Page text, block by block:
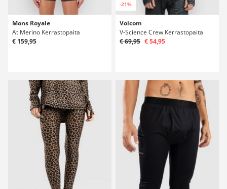
Mons Royale
At Merino Kerrastopaita
€ 159,95
-21%
Volcom
V-Science Crew Kerrastopaita
€ 69,95 € 54,95